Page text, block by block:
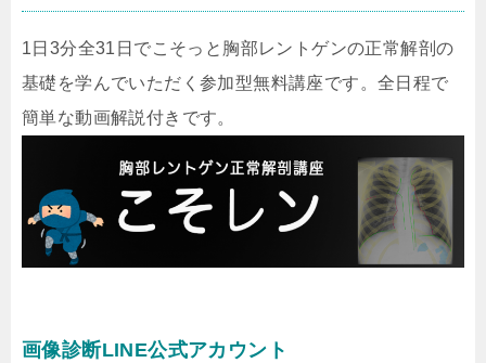
1日3分全31日でこそっと胸部レントゲンの正常解剖の
基礎を学んでいただく参加型無料講座です。全日程で
簡単な動画解説付きです。
画像診断LINE公式アカウント